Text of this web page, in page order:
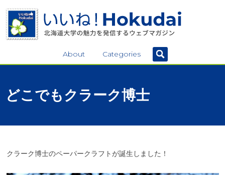
About Categories
どこでもクラーク博士
クラーク博士のペーパークラフトが誕生しました！